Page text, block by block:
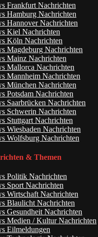
Frankfurt Nachrichten
Hamburg Nachrichten
Hannover Nachrichten
Kiel Nachrichten
Köln Nachrichten
Magdeburg Nachrichten
Mainz Nachrichten
Mallorca Nachrichten
Mannheim Nachrichten
München Nachrichten
Potsdam Nachrichten
Saarbrücken Nachrichten
Schwerin Nachrichten
Stuttgart Nachrichten
Wiesbaden Nachrichten
Wolfsburg Nachrichten
& Themen
Politik Nachrichten
Sport Nachrichten
Wirtschaft Nachrichten
Blaulicht Nachrichten
Gesundheit Nachrichten
Medien / Kultur Nachrichten
Eilmeldungen